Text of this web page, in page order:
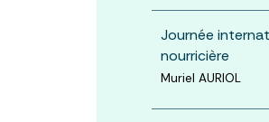
Journée
nourricière
Muriel AURIOL